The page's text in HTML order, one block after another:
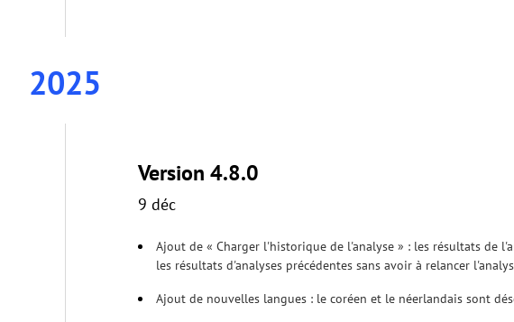
2025
Version 4.8.0
9 déc
Ajout de « Charger l'historique de l'analyse » : les résultats de
les résultats d'analyses précédentes sans avoir à relancer
Ajout de nouvelles langues : le coréen et le néerlandais sont